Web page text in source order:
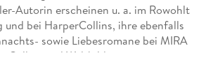
Autorin erscheinen u. a. im Rowohlt
und bei HarperCollins, ihre ebenfalls
sowie Liebesromane bei MIRA
und Weltbild.